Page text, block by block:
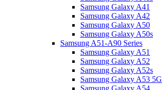
Samsung Galaxy A41
Samsung Galaxy A42
Samsung Galaxy A50
Samsung Galaxy A50s
Samsung A51-A90 Series
Samsung Galaxy A51
Samsung Galaxy A52
Samsung Galaxy A52s
Samsung Galaxy A53 5G
Samsung Galaxy A54